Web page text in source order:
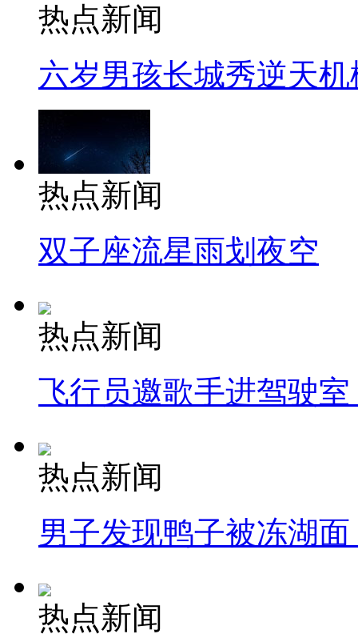
热点新闻
六岁男孩长城秀逆天机
热点新闻
双子座流星雨划夜空
热点新闻
飞行员邀歌手进驾驶
热点新闻
男子发现鸭子被冻湖
热点新闻